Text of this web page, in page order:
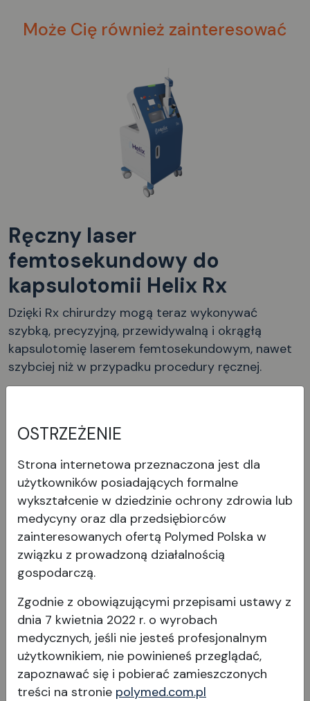
Może Cię również zainteresować
Ręczny laser
femtosekundowy do
kapsulotomii Helix Rx
Dzięki Rx chirurdzy mogą teraz wykonywać
szybką, precyzyjną, przewidywalną i okrągłą
kapsulotomię laserem femtosekundowym, nawet
szybciej niż w przypadku procedury ręcznej.
Ecura
OSTRZEŻENIE
Strona internetowa przeznaczona jest dla
użytkowników posiadających formalne
wykształcenie w dziedzinie ochrony zdrowia lub
medycyny oraz dla przedsiębiorców
zainteresowanych ofertą Polymed Polska w
związku z prowadzoną działalnością
gospodarczą.
Zgodnie z obowiązującymi przepisami ustawy z
dnia 7 kwietnia 2022 r. o wyrobach
medycznych, jeśli nie jesteś profesjonalnym
użytkownikiem, nie powinieneś przeglądać,
zapoznawać się i pobierać zamieszczonych
treści na stronie polymed.com.pl